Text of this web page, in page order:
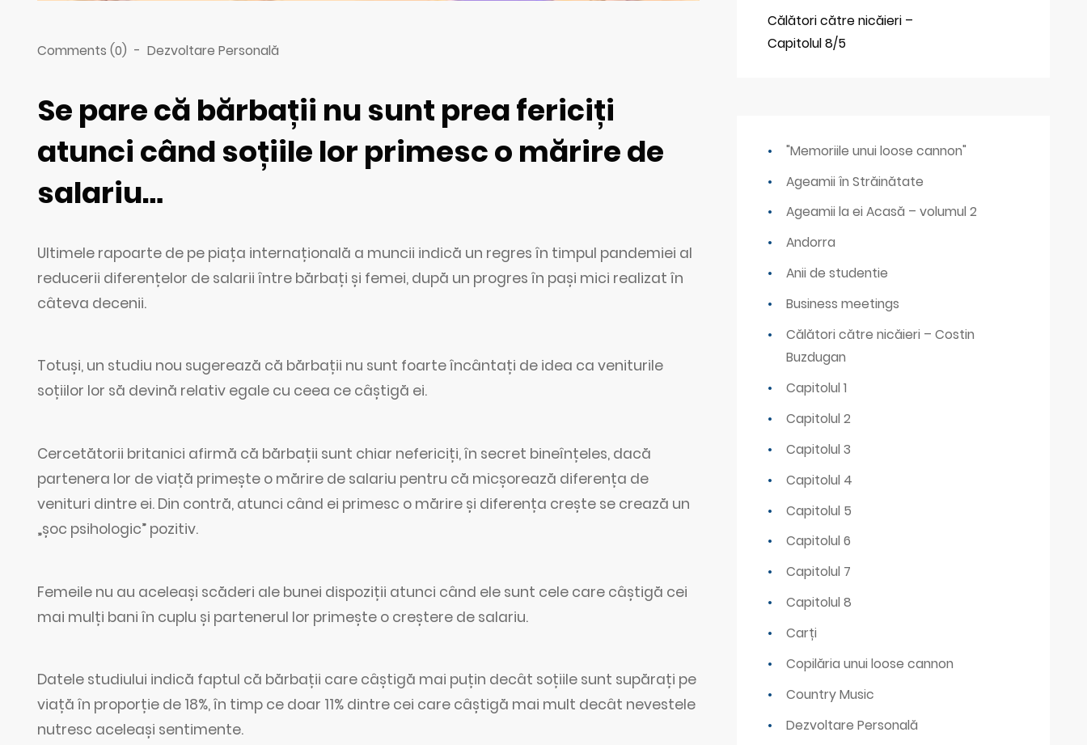
Comments (0) - Dezvoltare Personală
Se pare că bărbații nu sunt prea fericiți
atunci când soțiile lor primesc o mărire de
salariu…
Ultimele rapoarte de pe piața internațională a muncii indică un regres în timpul pandemiei al
reducerii diferențelor de salarii între bărbați și femei, după un progres în pași mici realizat în
câteva decenii.
Totuși, un studiu nou sugerează că bărbații nu sunt foarte încântați de idea ca veniturile
soțiilor lor să devină relativ egale cu ceea ce câștigă ei.
Cercetătorii britanici afirmă că bărbații sunt chiar nefericiți, în secret bineînțeles, dacă
partenera lor de viață primește o mărire de salariu pentru că micșorează diferența de
venituri dintre ei. Din contră, atunci când ei primesc o mărire și diferența crește se crează un
„șoc psihologic” pozitiv.
Femeile nu au aceleași scăderi ale bunei dispoziții atunci când ele sunt cele care câștigă cei
mai mulți bani în cuplu și partenerul lor primește o creștere de salariu.
Datele studiului indică faptul că bărbații care câștigă mai puțin decât soțiile sunt supărați pe
viață în proporție de 18%, în timp ce doar 11% dintre cei care câștigă mai mult decât nevestele
nutresc aceleași sentimente.
Călători către nicăieri –
Capitolul 8/5
"Memoriile unui loose cannon"
Ageamii în Străinătate
Ageamii la ei Acasă – volumul 2
Andorra
Anii de studentie
Business meetings
Călători către nicăieri – Costin
Buzdugan
Capitolul 1
Capitolul 2
Capitolul 3
Capitolul 4
Capitolul 5
Capitolul 6
Capitolul 7
Capitolul 8
Carți
Copilăria unui loose cannon
Country Music
Dezvoltare Personală